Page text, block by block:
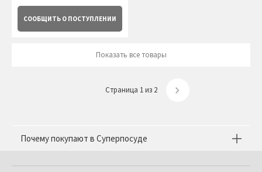
СООБЩИТЬ О ПОСТУПЛЕНИИ
Показать все товары
Страница 1 из 2
Почему покупают в Суперпосуде